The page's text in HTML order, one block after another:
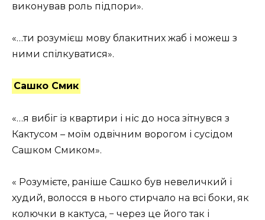
виконував роль підпори».
«…ти розумієш мову блакитних жаб і можеш з
ними спілкуватися».
Сашко Смик
«…я вибіг із квартири і ніс до носа зітнувся з
Кактусом – моїм одвічним ворогом і сусідом
Сашком Смиком».
« Розумієте, раніше Сашко був невеличкий і
худий, волосся в нього стирчало на всі боки, як
колючки в кактуса, − через це його так і